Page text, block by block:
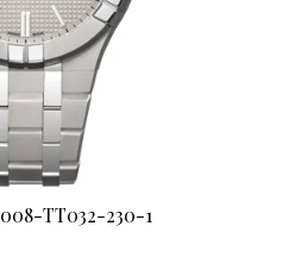
TT032-230-1